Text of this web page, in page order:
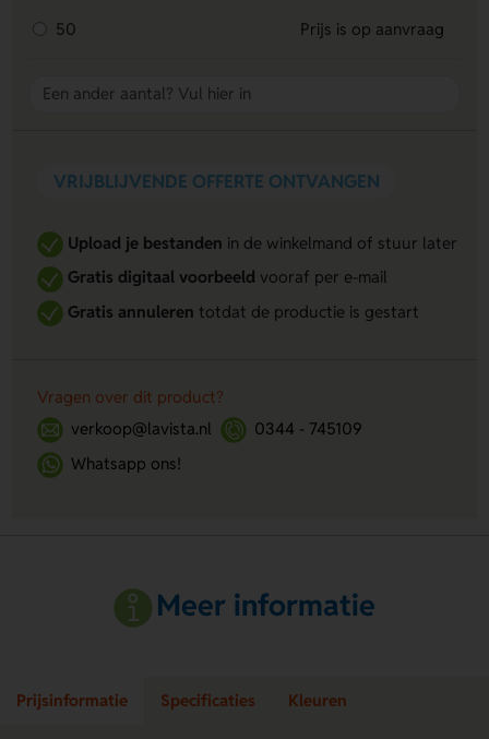
50 Prijs is op aanvraag
VRIJBLIJVENDE OFFERTE ONTVANGEN
Upload je bestanden in de winkelmand of stuur later
Gratis digitaal voorbeeld vooraf per e-mail
Gratis annuleren totdat de productie is gestart
Vragen over dit product?
verkoop@lavista.nl
0344 - 745109
Whatsapp ons!
Meer informatie
Prijsinformatie Specificaties Kleuren